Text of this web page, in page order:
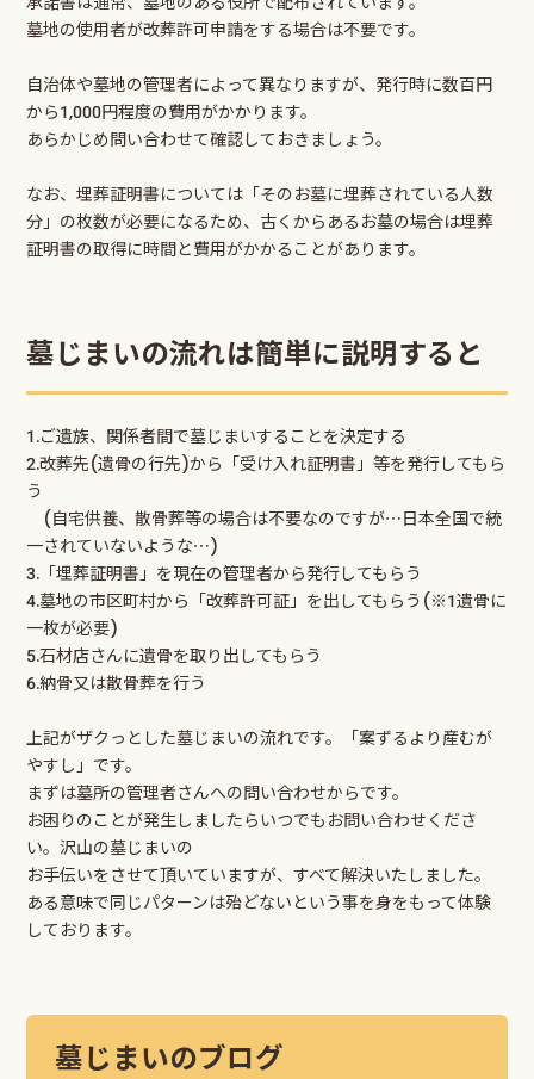
墓地の使用者が改葬許可申請をする場合は不要です。
自治体や墓地の管理者によって異なりますが、発行時に数百円
から1,000円程度の費用がかかります。
あらかじめ問い合わせて確認しておきましょう。
なお、埋葬証明書については「そのお墓に埋葬されている人数
分」の枚数が必要になるため、古くからあるお墓の場合は埋葬
証明書の取得に時間と費用がかかることがあります。
墓じまいの流れは簡単に説明すると
1.ご遺族、関係者間で墓じまいすることを決定する
2.改葬先(遺骨の行先)から「受け入れ証明書」等を発行してもら
う
(自宅供養、散骨葬等の場合は不要なのですが⋯日本全国で統
一されていないような⋯)
3.「埋葬証明書」を現在の管理者から発行してもらう
4.墓地の市区町村から「改葬許可証」を出してもらう(※1遺骨に
一枚が必要)
5.石材店さんに遺骨を取り出してもらう
6.納骨又は散骨葬を行う
上記がザクっとした墓じまいの流れです。「案ずるより産むが
やすし」です。
まずは墓所の管理者さんへの問い合わせからです。
お困りのことが発生しましたらいつでもお問い合わせくださ
い。沢山の墓じまいの
お手伝いをさせて頂いていますが、すべて解決いたしました。
ある意味で同じパターンは殆どないという事を身をもって体験
しております。
墓じまいのブログ